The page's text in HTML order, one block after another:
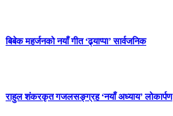
बिबेक महर्जनको नयाँ गीत ‘ढ्याप्पा’ सार्वजनिक
राहुल शंकरकृत गजलसङ्ग्रह ‘नयाँ अध्याय’ लोकार्पण